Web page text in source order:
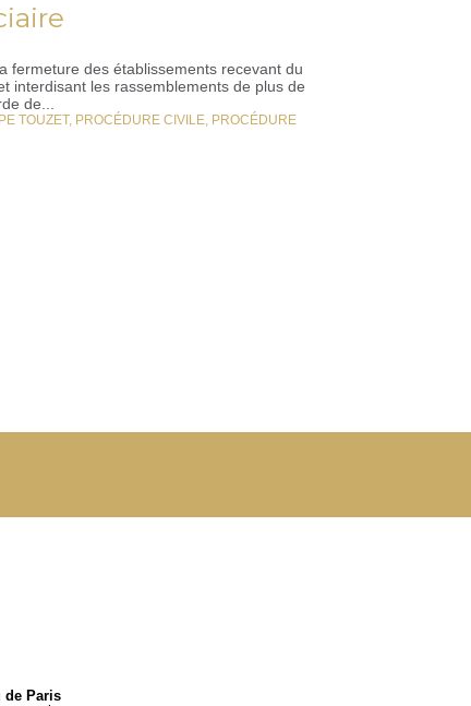
fermeture des établissements recevant du
interdisant les rassemblements de plus de
de...
TOUZET, PROCÉDURE CIVILE, PROCÉDURE
de Paris